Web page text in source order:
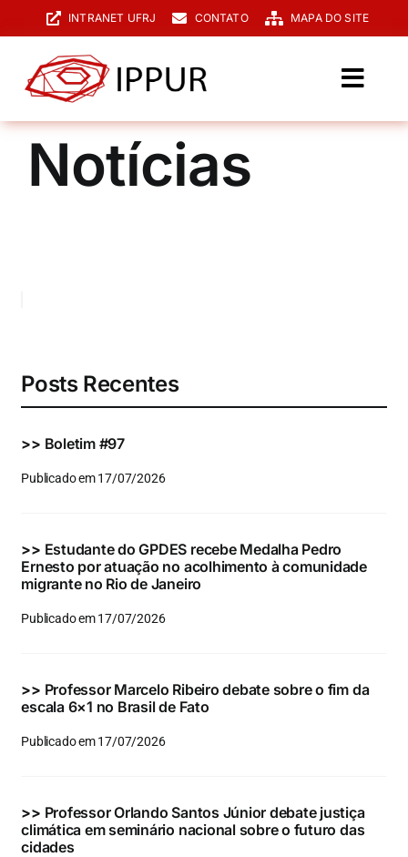
para
conteúdo
INTRANET UFRJ CONTATO MAPA DO SITE
O IPPUR
Graduação
Eventos e Certificados
para:
Notícias
Posts Recentes
>> Boletim #97
Publicado em 17/07/2026
>> Estudante do GPDES recebe Medalha Pedro
Ernesto por atuação no acolhimento à comunidade
migrante no Rio de Janeiro
Publicado em 17/07/2026
>> Professor Marcelo Ribeiro debate sobre o fim da
escala 6×1 no Brasil de Fato
Publicado em 17/07/2026
>> Professor Orlando Santos Júnior debate justiça
climática em seminário nacional sobre o futuro das
cidades